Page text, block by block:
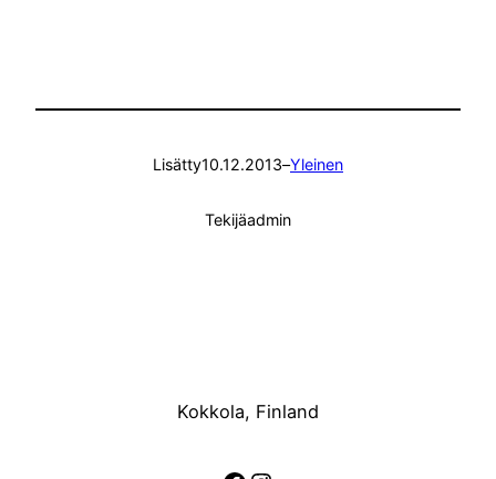
Lisätty10.12.2013–Yleinen
Tekijäadmin
Kokkola, Finland